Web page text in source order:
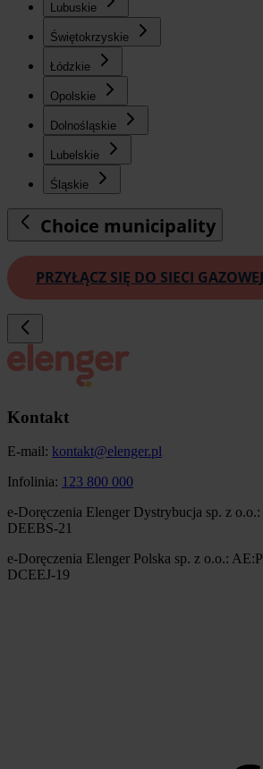
Lubuskie
Świętokrzyskie
Łódzkie
Opolskie
Dolnośląskie
Lubelskie
Śląskie
Choice municipality
PRZYŁĄCZ SIĘ DO SIECI
Kontakt
E-mail: kontakt@elenger.pl
Infolinia: 123 800 000
e-Doręczenia Elenger Dystrybucja sp. z
DEEBS-21
e-Doręczenia Elenger Polska sp. z o.o.:
DCEEJ-19